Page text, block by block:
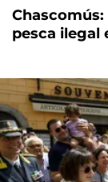
pesca ilegal